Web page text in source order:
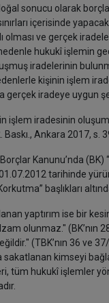
sonucu olarak
içerisinde
ve gerçek
hukukî işlemin
iradelerinin
kişinin işlem
iradeye uygun
işlem iradesinin
Ankara 2017, s.
Kanunu’nda (BK)
tarihinde
başlıkları
yaptırım ise bir
olunmaz." (BK’nın
(TBK’nın 36
kimseyi
tüm hukukî işlemler